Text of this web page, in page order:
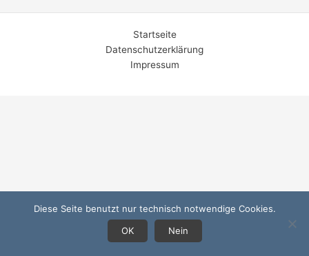
Startseite
Datenschutzerklärung
Impressum
Diese Seite benutzt nur technisch notwendige Cookies.
OK
Nein